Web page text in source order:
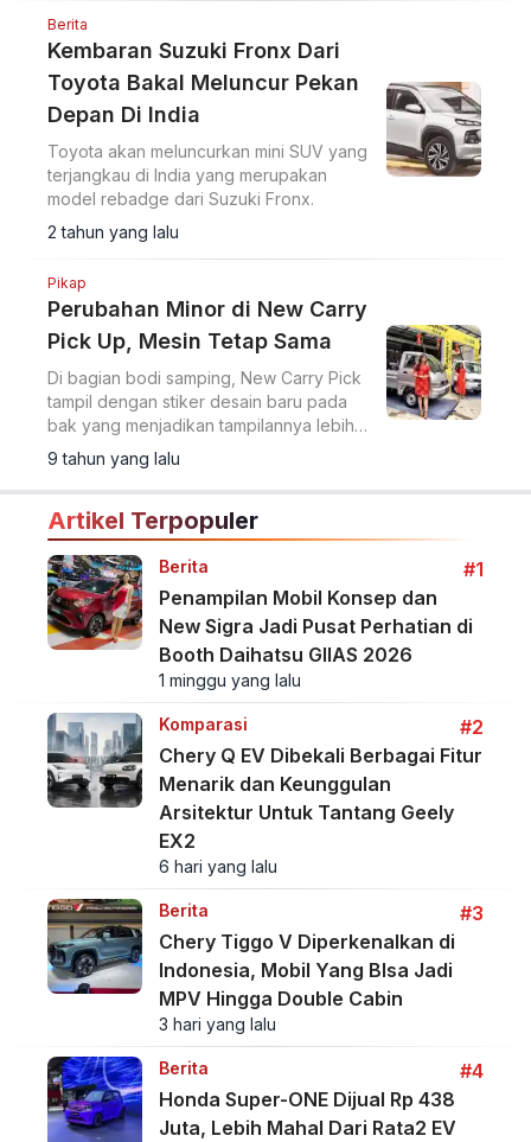
Berita
Kembaran Suzuki Fronx Dari
Toyota Bakal Meluncur Pekan
Depan Di India
Toyota akan meluncurkan mini SUV yang
terjangkau di India yang merupakan
model rebadge dari Suzuki Fronx.
2 tahun yang lalu
Pikap
Perubahan Minor di New Carry
Pick Up, Mesin Tetap Sama
Di bagian bodi samping, New Carry Pick
tampil dengan stiker desain baru pada
bak yang menjadikan tampilannya lebih
sporty.
9 tahun yang lalu
Artikel Terpopuler
Berita
#1
Penampilan Mobil Konsep dan
New Sigra Jadi Pusat Perhatian di
Booth Daihatsu GIIAS 2026
1 minggu yang lalu
Komparasi
#2
Chery Q EV Dibekali Berbagai Fitur
Menarik dan Keunggulan
Arsitektur Untuk Tantang Geely
EX2
6 hari yang lalu
Berita
#3
Chery Tiggo V Diperkenalkan di
Indonesia, Mobil Yang BIsa Jadi
MPV Hingga Double Cabin
3 hari yang lalu
Berita
#4
Honda Super-ONE Dijual Rp 438
Juta, Lebih Mahal Dari Rata2 EV